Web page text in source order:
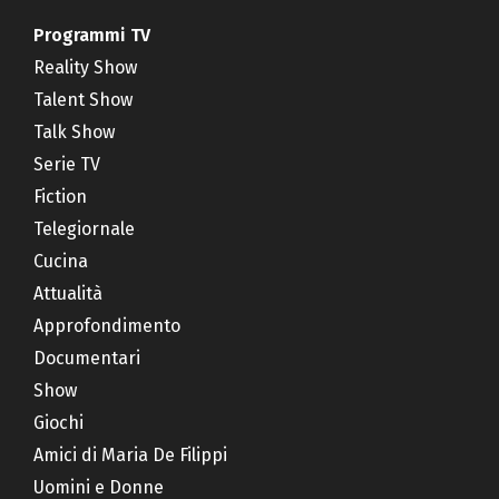
Programmi TV
Reality Show
Talent Show
Talk Show
Serie TV
Fiction
Telegiornale
Cucina
Attualità
Approfondimento
Documentari
Show
Giochi
Amici di Maria De Filippi
Uomini e Donne